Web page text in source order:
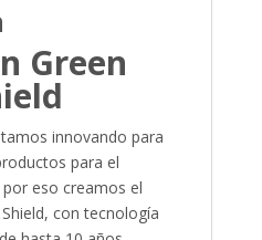
Green
innovando para
para el
eso creamos el
con tecnología